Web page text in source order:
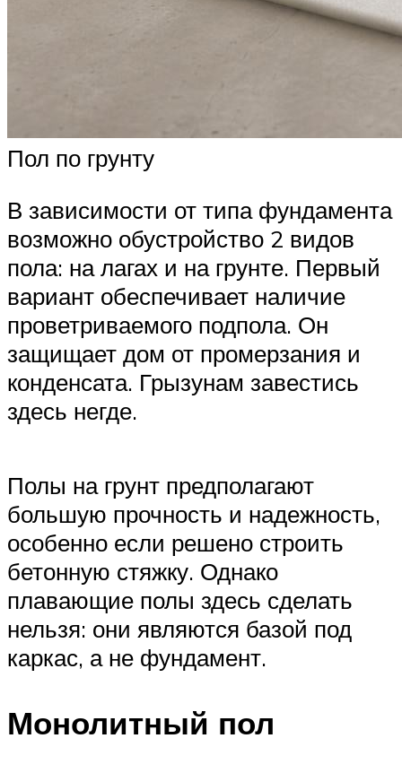
Пол по грунту
В зависимости от типа фундамента
возможно обустройство 2 видов
пола: на лагах и на грунте. Первый
вариант обеспечивает наличие
проветриваемого подпола. Он
защищает дом от промерзания и
конденсата. Грызунам завестись
здесь негде.
Полы на грунт предполагают
большую прочность и надежность,
особенно если решено строить
бетонную стяжку. Однако
плавающие полы здесь сделать
нельзя: они являются базой под
каркас, а не фундамент.
Монолитный пол